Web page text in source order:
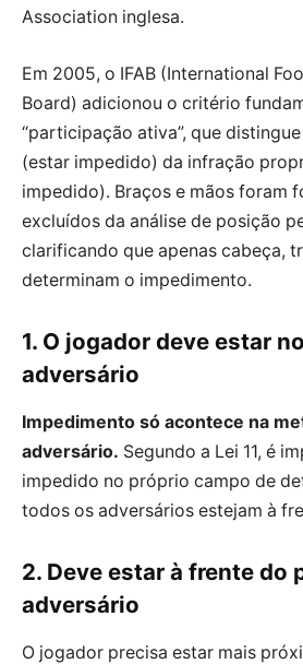
Association inglesa.
Em 2005, o IFAB (International
Board) adicionou o critério
“participação ativa”, que
(estar impedido) da infração
impedido). Braços e mãos foram
excluídos da análise de posição
clarificando que apenas cabeça,
determinam o impedimento.
1. O jogador deve estar
adversário
Impedimento só acontece na
adversário. Segundo a Lei 11, é
impedido no próprio campo de
todos os adversários estejam à
2. Deve estar à frente do
adversário
O jogador precisa estar mais